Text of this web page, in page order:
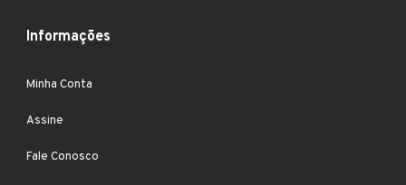
Informações
Minha Conta
Assine
Fale Conosco